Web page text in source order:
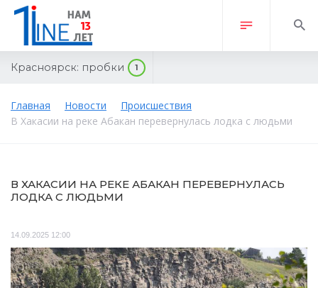
Красноярск: пробки 1
Главная Новости
Происшествия
В Хакасии на реке Абакан перевернулась лодка с людьми
В ХАКАСИИ НА РЕКЕ АБАКАН ПЕРЕВЕРНУЛАСЬ
ЛОДКА С ЛЮДЬМИ
14.09.2025 12:00